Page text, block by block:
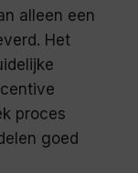
alleen een
Het
proces
goed